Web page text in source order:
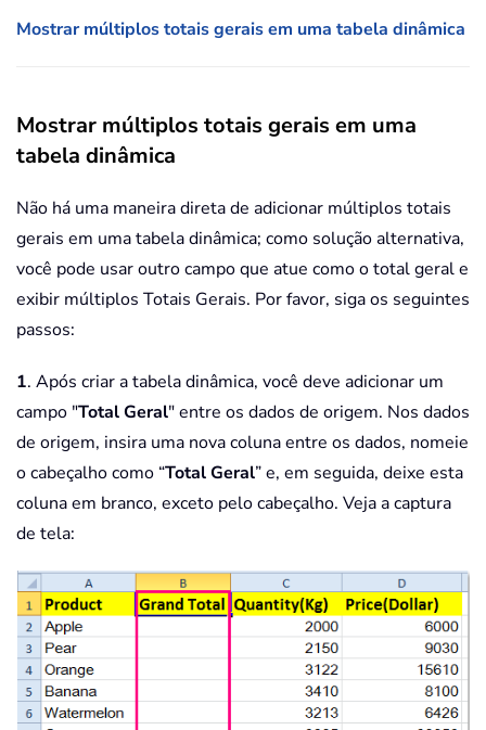
Mostrar múltiplos totais gerais em uma tabela dinâmica
Mostrar múltiplos totais gerais em uma
tabela dinâmica
Não há uma maneira direta de adicionar múltiplos totais
gerais em uma tabela dinâmica; como solução alternativa,
você pode usar outro campo que atue como o total geral e
exibir múltiplos Totais Gerais. Por favor, siga os seguintes
passos:
1. Após criar a tabela dinâmica, você deve adicionar um
campo "Total Geral" entre os dados de origem. Nos dados
de origem, insira uma nova coluna entre os dados, nomeie
o cabeçalho como “Total Geral” e, em seguida, deixe esta
coluna em branco, exceto pelo cabeçalho. Veja a captura
de tela: